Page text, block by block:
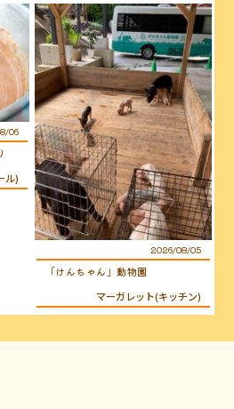
06
ル)
2026/08/05
「けんちゃん」動物園
マーガレット(キッチン)